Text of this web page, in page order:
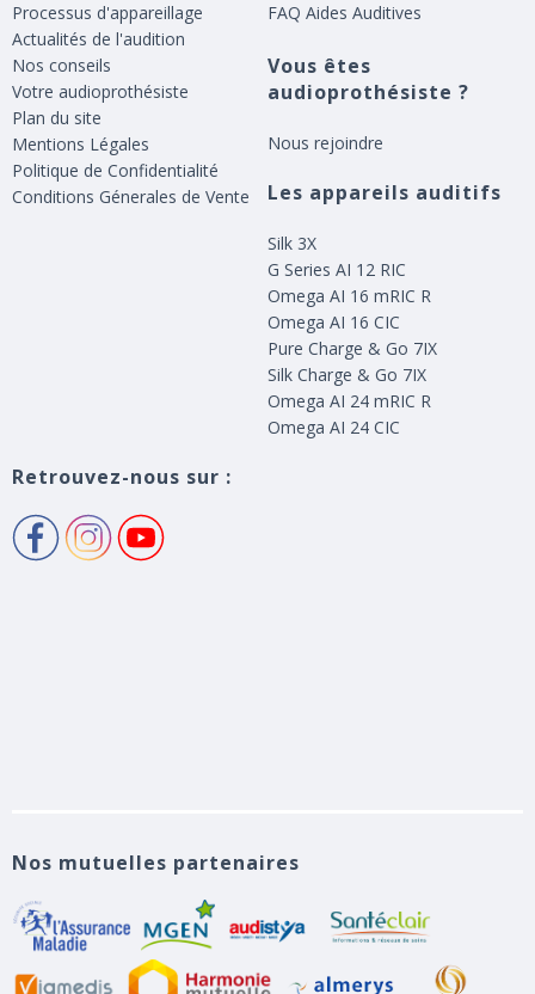
Processus d'appareillage
Actualités de l'audition
Nos conseils
Votre audioprothésiste
Plan du site
Mentions Légales
Politique de Confidentialité
Conditions Génerales de Vente
FAQ Aides Auditives
Vous êtes
audioprothésiste ?
Nous rejoindre
Les appareils auditifs
Silk 3X
G Series AI 12 RIC
Omega AI 16 mRIC R
Omega AI 16 CIC
Pure Charge & Go 7IX
Silk Charge & Go 7IX
Omega AI 24 mRIC R
Omega AI 24 CIC
Retrouvez-nous sur :
Nos mutuelles partenaires